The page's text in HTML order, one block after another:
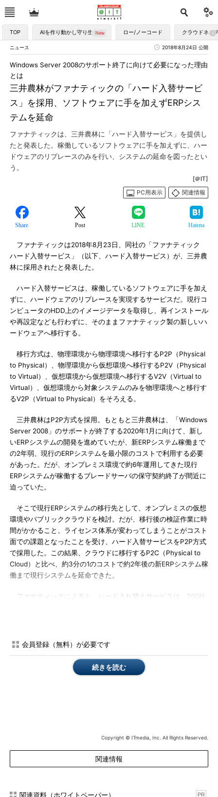
TOP AIを作り動かし守り生かす ロー/ノーコード クラウドネイ
ニュース 2018年8月24日 公開
三井農林がファナティックの「ハード入替サービ
ス」を採用、ソフトウェアに手を加えずERPシス
テムを延命
Windows Server 2008のサポート終了に向けて必要になった理由
とは
ファナティックは、三井農林に「ハード入替サービス」を提供し
たと発表した。稼働しているソフトウェアに手を加えずに、ハー
ドウェアのリプレースのみを行い、システムの延命を図ったとい
う。
[＠IT]
PC用表示
関連情報
Share Post LINE Hatena
ファナティックは2018年8月23日、同社の「ファナティック
ハード入替サービス」（以下、ハード入替サービス）が、三井農
林に採用されたと発表した。
ハード入替サービスは、稼働しているソフトウェアに手を加え
ずに、ハードウェアのリプレースを実現するサービスだ。現行コ
ンピュータのHDD上のイメージデータを取得し、再インストール
や再設定なども行わずに、そのままファナティック製の新しいハ
ードウェアへ移行する。
移行方式は、物理環境から物理環境へ移行するP2P（Physical
to Physical）、物理環境から仮想環境へ移行するP2V（Physical
to Virtual）、仮想環境から仮想環境へ移行するV2V（Virtual to
Virtual）、仮想環境から対象システムのみを物理環境へと移行す
るV2P（Virtual to Physical）をそろえる。
三井農林はP2P方式を採用。もともと三井農林は、「Windows
Server 2008」のサポートが終了する2020年1月に向けて、新し
いERPシステムの開発を進めていたが、新ERPシステム稼働まで
の2年弱、現行のERPシステムを最小限のコストで利用する必要
があった。だが、オンプレミス環境で約6年運用してきた現行
ERPシステムが稼働するブレードサーバの保守契約終了が間近に
迫っていた。
そこで現行ERPシステムの移行先として、オンプレミスの仮想
環境やパブリッククラウドを検討。だが、移行後の検証作業に時
間がかかること、ライセンス体系が変わってしまうことがコスト
面での課題となったことを受け、ハード入替サービスをP2P方式
で採用した。この結果、クラウドに移行するP2C（Physical to
Cloud）と比べ、約3分の1のコストで約2年後の新ERPシステム稼
働まで現行システムを延命できた。
ファナティックによると、ハード入れ替えサービスは、200社
控え、「業務システムを使い続けたい」というニーズに応えてい
ファナティックのハード入替サービスにおけるP2P方式のイ
メージ
会員登録（無料）が必要です
続きを読む
Copyright © ITmedia, Inc. All Rights Reserved.
関連情報
関連資料（ホワイトペーパー） PR